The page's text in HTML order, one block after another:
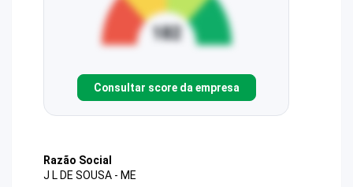
Consultar score da empresa
Razão Social
J L DE SOUSA - ME